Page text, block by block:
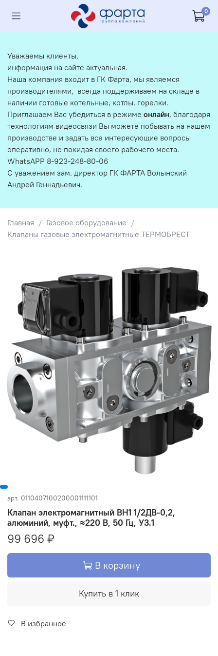
0
Главная
Газовое оборудование
Клапаны газовые электромагнитные ТЕРМОБРЕСТ
арт. 0110407100200001111101
Клапан электромагнитный ВН1 1/2ДВ-0,2,
алюминий, муфт., ≈220 В, 50 Гц, У3.1
99 696 ₽
В корзину
Купить в 1 клик
В избранное
Уважаемы клиенты,
информация на сайте актуальная.
Наша компания входит в ГК Фарта, мы являемся
производителями, всегда поддерживаем на складе в
наличии готовые котельные, котлы, горелки.
Приглашаем Вас убедиться в режиме онлайн, благодаря
технологиям видеосвязи Вы можете побывать на нашем
производстве и задать все интересующие вопросы
оперативно, не покидая своего рабочего места.
WhatsAPP 8-923-248-80-06
С уважением зам. директор ГК ФАРТА Волынский
Андрей Геннадьевич.